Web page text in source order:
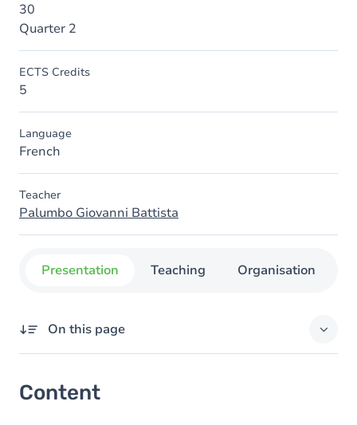
30
Quarter 2
ECTS Credits
5
Language
French
Teacher
Palumbo Giovanni Battista
Presentation Teaching Organisation
On this page
Content